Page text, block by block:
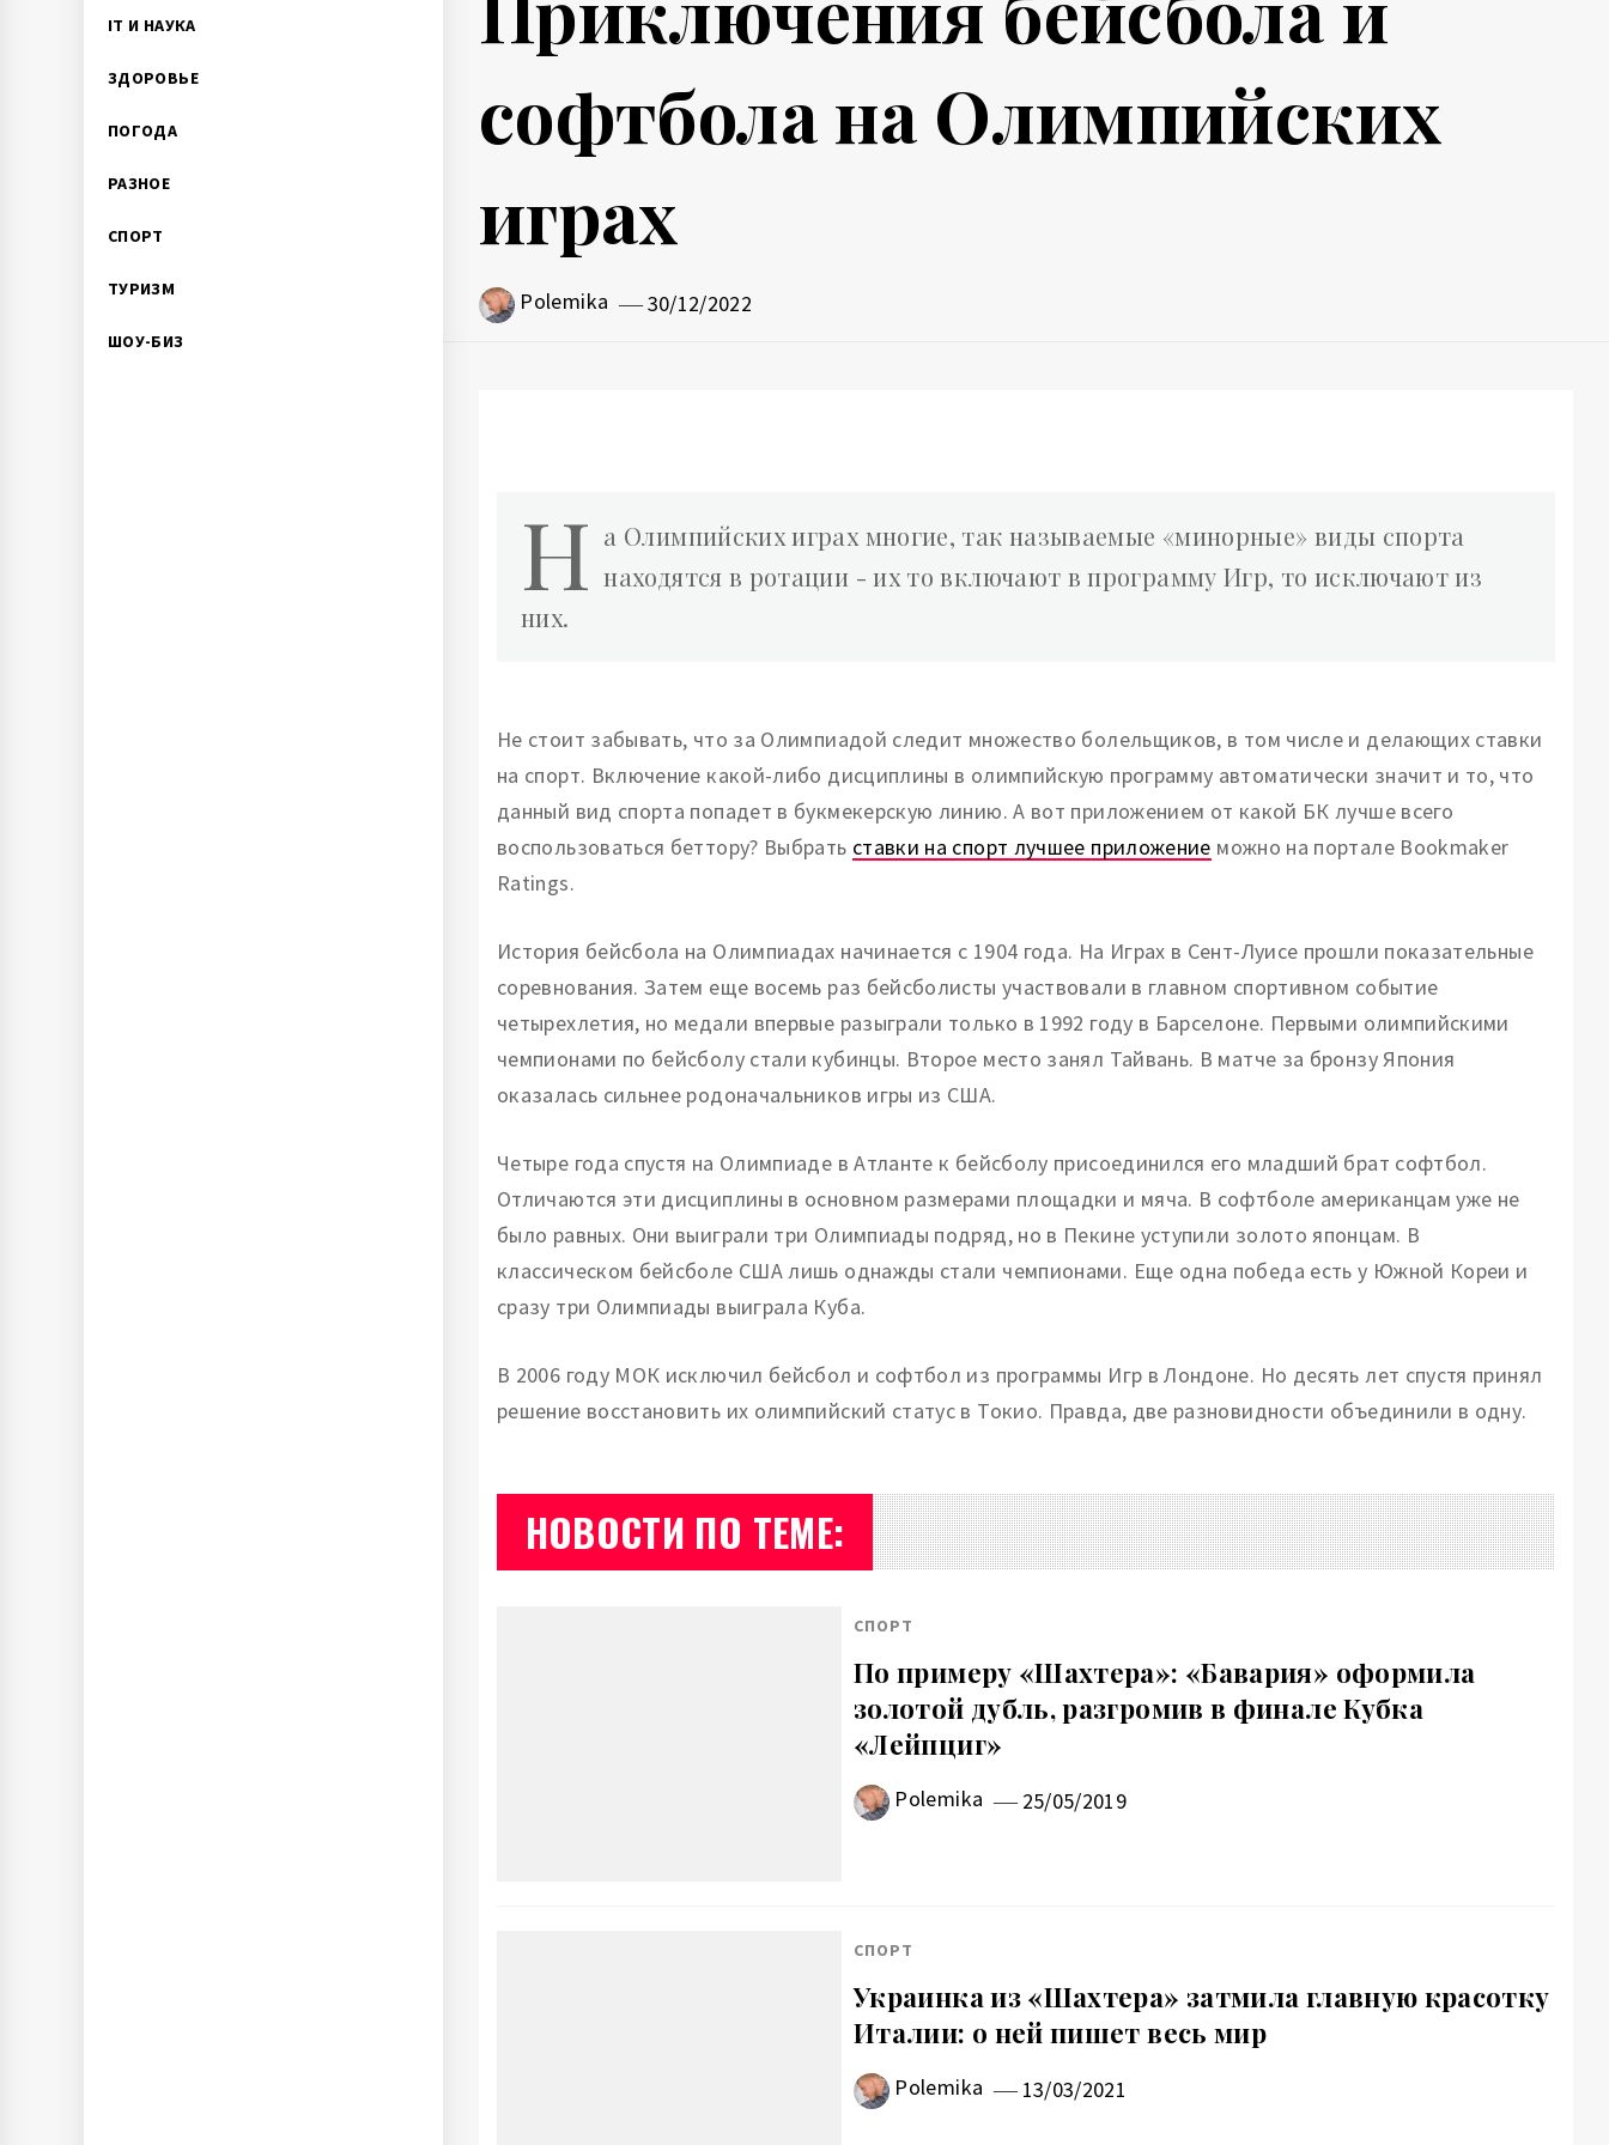
IT И НАУКА
ЗДОРОВЬЕ
ПОГОДА
РАЗНОЕ
СПОРТ
ТУРИЗМ
ШОУ-БИЗ
софтбола на Олимпийских
играх
Polemika 30/12/2022
Н а Олимпийских играх многие, так называемые «минорные» виды спорта
находятся в ротации - их то включают в программу Игр, то исключают из
них.
Не стоит забывать, что за Олимпиадой следит множество болельщиков, в том числе и делающих ставки
на спорт. Включение какой-либо дисциплины в олимпийскую программу автоматически значит и то, что
данный вид спорта попадет в букмекерскую линию. А вот приложением от какой БК лучше всего
воспользоваться беттору? Выбрать ставки на спорт лучшее приложение можно на портале Bookmaker
Ratings.
История бейсбола на Олимпиадах начинается с 1904 года. На Играх в Сент-Луисе прошли показательные
соревнования. Затем еще восемь раз бейсболисты участвовали в главном спортивном событие
четырехлетия, но медали впервые разыграли только в 1992 году в Барселоне. Первыми олимпийскими
чемпионами по бейсболу стали кубинцы. Второе место занял Тайвань. В матче за бронзу Япония
оказалась сильнее родоначальников игры из США.
Четыре года спустя на Олимпиаде в Атланте к бейсболу присоединился его младший брат софтбол.
Отличаются эти дисциплины в основном размерами площадки и мяча. В софтболе американцам уже не
было равных. Они выиграли три Олимпиады подряд, но в Пекине уступили золото японцам. В
классическом бейсболе США лишь однажды стали чемпионами. Еще одна победа есть у Южной Кореи и
сразу три Олимпиады выиграла Куба.
В 2006 году МОК исключил бейсбол и софтбол из программы Игр в Лондоне. Но десять лет спустя принял
решение восстановить их олимпийский статус в Токио. Правда, две разновидности объединили в одну.
НОВОСТИ ПО ТЕМЕ:
СПОРТ
По примеру «Шахтера»: «Бавария» оформила
золотой дубль, разгромив в финале Кубка
«Лейпциг»
Polemika 25/05/2019
СПОРТ
Украинка из «Шахтера» затмила главную красотку
Италии: о ней пишет весь мир
Polemika 13/03/2021